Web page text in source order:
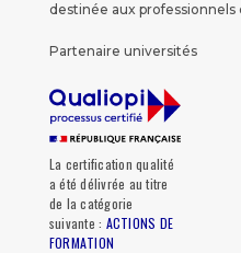
destinée aux professionnels
Partenaire universités
La certification qualité
a été délivrée au titre
de la catégorie
suivante : ACTIONS DE
FORMATION